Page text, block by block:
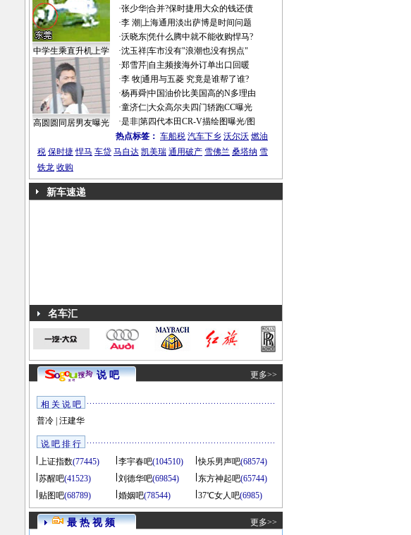
中学生乘直升机上学
高圆圆同居男友曝光
·张少华|合并?保时捷用大众的钱还债
·李 潮 上海通用淡出萨博是时间问题
·沃晓东|凭什么腾中就不能收购悍马?
·沈玉祥|车市没有"浪潮也没有拐点"
·郑雪芹| 自主频接海外订单出口回暖
·李 牧|通用与五菱 究竟是谁帮了谁?
·杨再舜|中国油价比美国高的N多理由
·童济仁|大众高尔夫四门轿跑CC曝光
·是非|第四代本田CR-V描绘图曝光/图
热点标签： 车船税 汽车下乡 沃尔沃 燃油
税 保时捷 悍马 车贷 马自达 凯美瑞 通用破产 雪佛兰 桑塔纳 雪
铁龙 收购
新车速递
名车汇
说 吧 更多>>
相 关 说 吧
普冷| 汪建华
说 吧 排 行
上证指数(77445) 李宇春吧(104510) 快乐男声吧(68574)
苏醒吧(41523) 刘德华吧(69854) 东方神起吧(65744)
贴图吧(68789) 婚姻吧(78544) 37℃女人吧(6985)
最 热 视 频 更多>>